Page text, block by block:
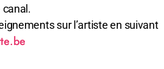
canal.
sur l’artiste en suivant